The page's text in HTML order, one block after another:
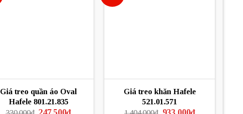
Giá treo quần áo Oval
Hafele 801.21.835
Giá
Giá
Giá treo khăn Hafele
521.01.571
Giá
Giá